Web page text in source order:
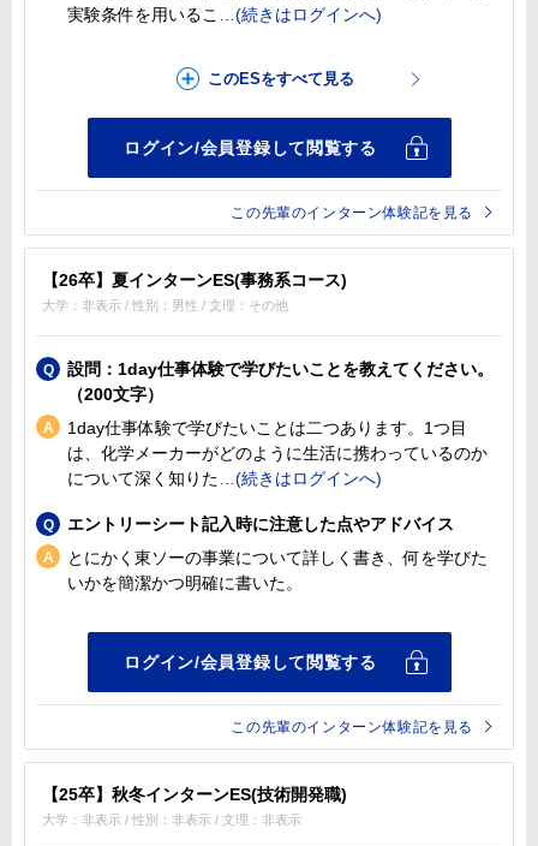
実験条件を用いるこ
この先輩のインターン体験記を見る
【26卒】夏インターンES(事務系コース)
大学：非表示 / 性別：男性 / 文理：その他
設問：1day仕事体験で学びたいことを教えてください。
（200文字）
1day仕事体験で学びたいことは二つあります。1つ目
は、化学メーカーがどのように生活に携わっているのか
について深く知りた
エントリーシート記入時に注意した点やアドバイス
とにかく東ソーの事業について詳しく書き、何を学びた
いかを簡潔かつ明確に書いた。
この先輩のインターン体験記を見る
【25卒】秋冬インターンES(技術開発職)
大学：非表示 / 性別：非表示 / 文理：非表示